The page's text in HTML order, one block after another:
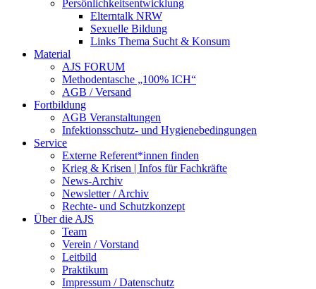
Persönlichkeitsentwicklung
Elterntalk NRW
Sexuelle Bildung
Links Thema Sucht & Konsum
Material
AJS FORUM
Methodentasche „100% ICH“
AGB / Versand
Fortbildung
AGB Veranstaltungen
Infektionsschutz- und Hygienebedingungen
Service
Externe Referent*innen finden
Krieg & Krisen | Infos für Fachkräfte
News-Archiv
Newsletter / Archiv
Rechte- und Schutzkonzept
Über die AJS
Team
Verein / Vorstand
Leitbild
Praktikum
Impressum / Datenschutz